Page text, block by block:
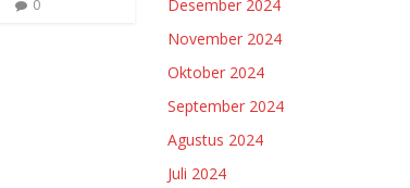
0
Desember 2024
November 2024
Oktober 2024
September 2024
Agustus 2024
Juli 2024